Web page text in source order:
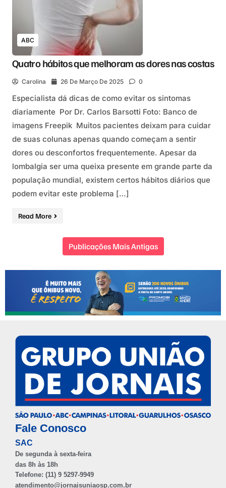
ABC
Quatro hábitos que melhoram as dores nas costas
Carolina 26 De Março De 2025 0
Especialista dá dicas de como evitar os sintomas
diariamente Por Dr. Carlos Barsotti Foto: Banco de
imagens Freepik Muitos pacientes deixam para cuidar
de suas colunas apenas quando começam a sentir
dores ou desconfortos frequentemente. Apesar da
lombalgia ser uma queixa presente em grande parte da
população mundial, existem certos hábitos diários que
podem evitar este problema […]
Read More
Publicações Mais Antigas
Fale Conosco
SAC
De segunda à sexta-feira
das 8h às 18h
Telefone: (11) 9 5297-9949
atendimento@jornaisuniaosp.com.br